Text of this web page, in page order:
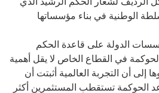
الوطنية في بناء مؤسساتها
الدولة على قاعدة الحكم
في القطاع الخاص لا يقل أهمية
إلى أن التجربة العالمية أثبتت أن
الحوكمة تستقطب المستثمرين أكثر